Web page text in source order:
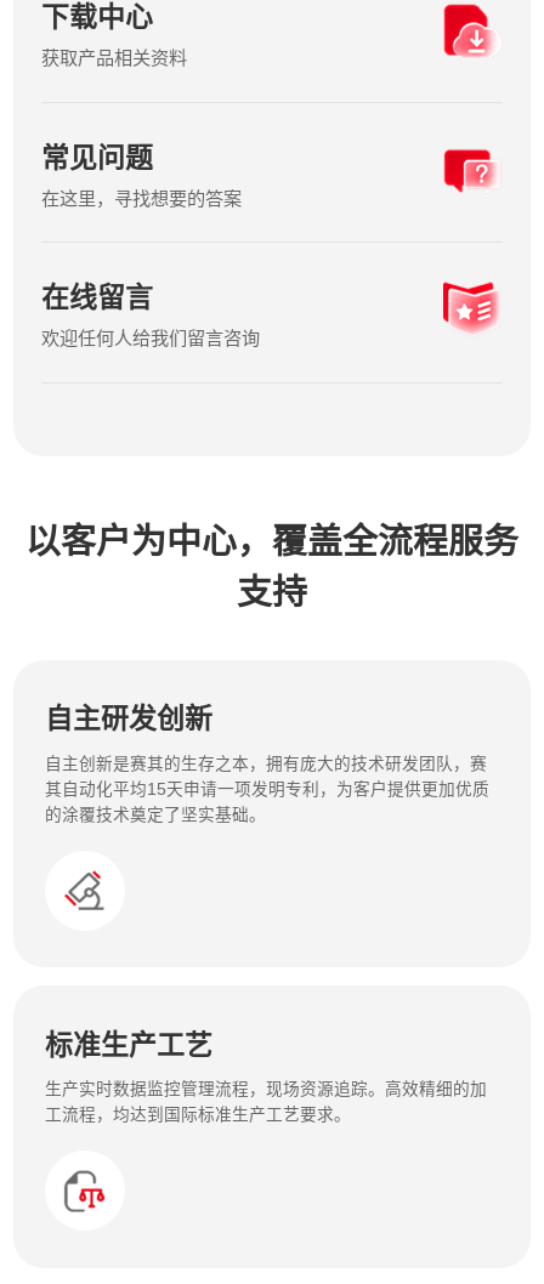
下载中心
获取产品相关资料
常见问题
在这里，寻找想要的答案
在线留言
欢迎任何人给我们留言咨询
以客户为中心，覆盖全流程服务
支持
自主研发创新
自主创新是赛其的生存之本，拥有庞大的技术研发团队，赛
其自动化平均15天申请一项发明专利，为客户提供更加优质
的涂覆技术奠定了坚实基础。
标准生产工艺
生产实时数据监控管理流程，现场资源追踪。高效精细的加
工流程，均达到国际标准生产工艺要求。